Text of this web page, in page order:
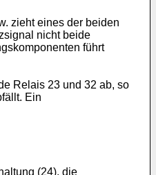
zieht eines der beiden
nicht beide
führt
Relais 23 und 32 ab, so
Ein
(24), die